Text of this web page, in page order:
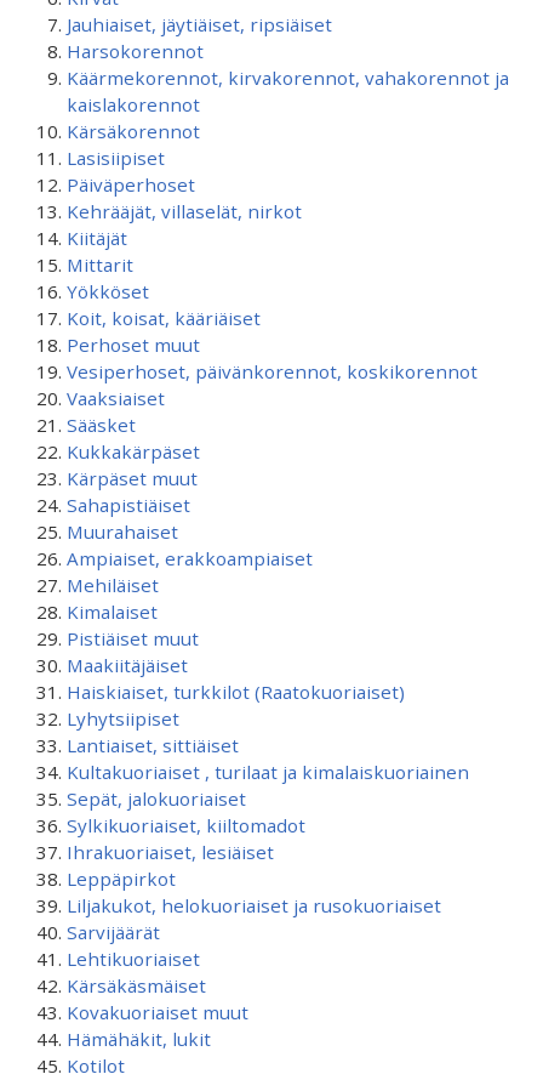
Jauhiaiset, jäytiäiset, ripsiäiset
Harsokorennot
Käärmekorennot, kirvakorennot, vahakorennot ja
kaislakorennot
Kärsäkorennot
Lasisiipiset
Päiväperhoset
Kehrääjät, villaselät, nirkot
Kiitäjät
Mittarit
Yökköset
Koit, koisat, kääriäiset
Perhoset muut
Vesiperhoset, päivänkorennot, koskikorennot
Vaaksiaiset
Sääsket
Kukkakärpäset
Kärpäset muut
Sahapistiäiset
Muurahaiset
Ampiaiset, erakkoampiaiset
Mehiläiset
Kimalaiset
Pistiäiset muut
Maakiitäjäiset
Haiskiaiset, turkkilot (Raatokuoriaiset)
Lyhytsiipiset
Lantiaiset, sittiäiset
Kultakuoriaiset , turilaat ja kimalaiskuoriainen
Sepät, jalokuoriaiset
Sylkikuoriaiset, kiiltomadot
Ihrakuoriaiset, lesiäiset
Leppäpirkot
Liljakukot, helokuoriaiset ja rusokuoriaiset
Sarvijäärät
Lehtikuoriaiset
Kärsäkäsmäiset
Kovakuoriaiset muut
Hämähäkit, lukit
Kotilot